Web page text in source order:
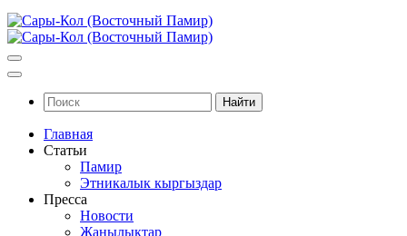
Найти
Главная
Статьи
Памир
Этникалык кыргыздар
Пресса
Новости
Жанылыктар